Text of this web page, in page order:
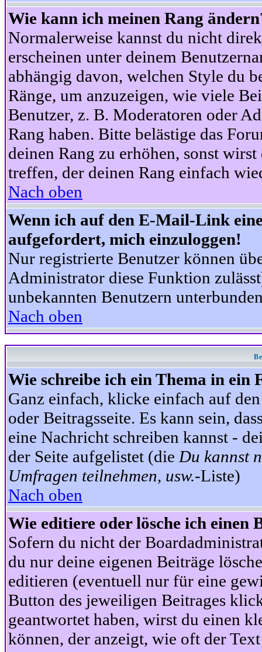
Wie kann ich meinen Rang
Normalerweise kannst du nicht
erscheinen unter deinem
abhängig davon, welchen Style du
Ränge, um anzuzeigen, wie viele
Benutzer, z. B. Moderatoren oder
Rang haben. Bitte belästige das
deinen Rang zu erhöhen, sonst
treffen, der deinen Rang einfach
Nach oben
Wenn ich auf den E-Mail-Link
aufgefordert, mich einzuloggen!
Nur registrierte Benutzer können
Administrator diese Funktion
unbekannten Benutzern
Nach oben
Wie schreibe ich ein Thema in ein
Ganz einfach, klicke einfach auf
oder Beitragsseite. Es kann sein,
eine Nachricht schreiben kannst -
der Seite aufgelistet (die Du kannst
Umfragen teilnehmen, usw.-Liste)
Nach oben
Wie editiere oder lösche ich einen
Sofern du nicht der
du nur deine eigenen Beiträge
editieren (eventuell nur für eine
Button des jeweiligen Beitrages
geantwortet haben, wirst du einen
können, der anzeigt, wie oft der